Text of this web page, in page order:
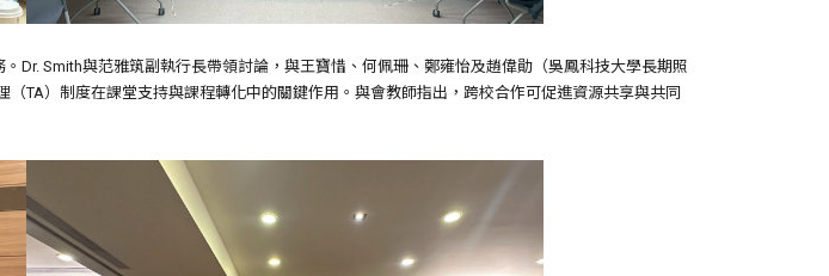
Dr. Smith與范雅筑副執行長帶領討論，與王寶惜、何佩珊、鄭雍怡及趙偉勛（吳鳳科技大學長期照
TA）制度在課堂支持與課程轉化中的關鍵作用。與會教師指出，跨校合作可促進資源共享與共同